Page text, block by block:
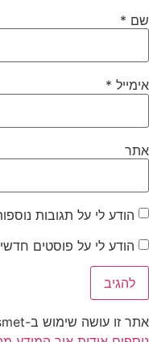
שם *
אימייל *
אתר
הודע לי על תגובות
הודע לי על פוסטים
אתר זו עושה שימוש ב-Akismet כדי לסנן תגובות זבל.